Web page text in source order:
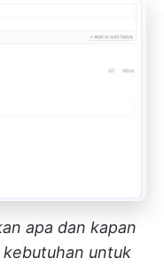
apa dan kapan
untuk